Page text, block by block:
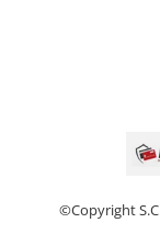
©Copyright